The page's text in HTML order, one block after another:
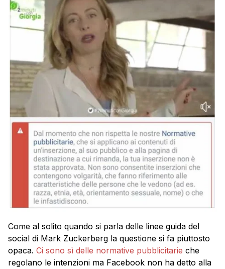
Come al solito quando si parla delle linee guida del
social di Mark Zuckerberg la questione si fa piuttosto
opaca. Ci sono sì delle normative pubblicitarie che
regolano le intenzioni ma Facebook non ha detto alla